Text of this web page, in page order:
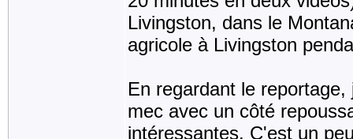
Livingston, dans le
agricole à Livingston
En regardant le
mec avec un côté
intéressantes. C'est un